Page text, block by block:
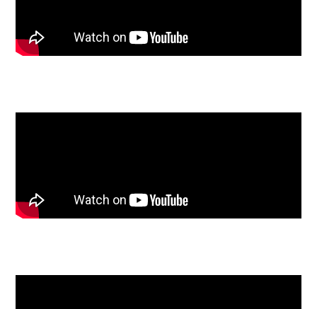
N°3 - Porsche 911 Turbo S
N°4 - Aston Martin